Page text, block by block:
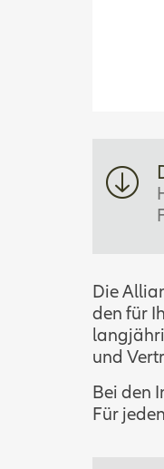
Die
den für
und
Bei den
Für